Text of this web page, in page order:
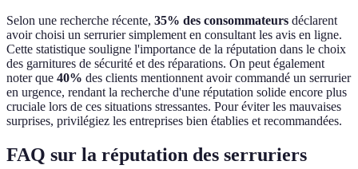
Selon une recherche récente, 35% des consommateurs déclarent
avoir choisi un serrurier simplement en consultant les avis en ligne.
Cette statistique souligne l'importance de la réputation dans le choix
des garnitures de sécurité et des réparations. On peut également
noter que 40% des clients mentionnent avoir commandé un serrurier
en urgence, rendant la recherche d'une réputation solide encore plus
cruciale lors de ces situations stressantes. Pour éviter les mauvaises
surprises, privilégiez les entreprises bien établies et recommandées.
FAQ sur la réputation des serruriers